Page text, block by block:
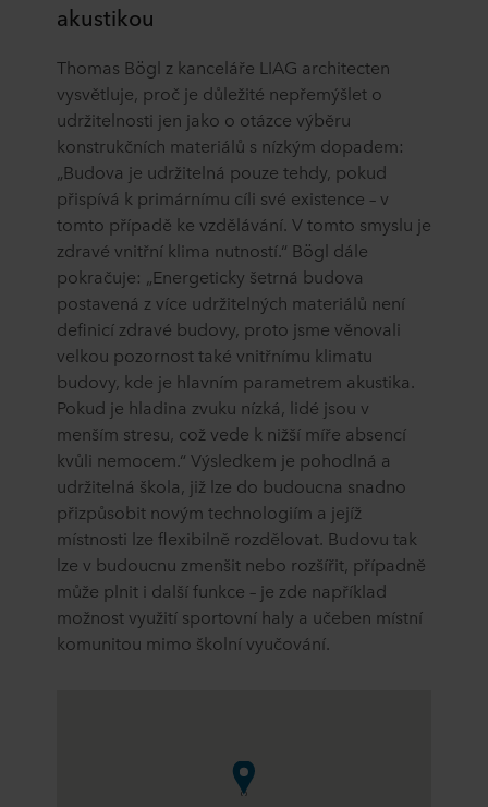
akustikou
Thomas Bögl z kanceláře LIAG architecten
vysvětluje, proč je důležité nepřemýšlet o
udržitelnosti jen jako o otázce výběru
konstrukčních materiálů s nízkým dopadem:
„Budova je udržitelná pouze tehdy, pokud
přispívá k primárnímu cíli své existence – v
tomto případě ke vzdělávání. V tomto smyslu je
zdravé vnitřní klima nutností.“ Bögl dále
pokračuje: „Energeticky šetrná budova
postavená z více udržitelných materiálů není
definicí zdravé budovy, proto jsme věnovali
velkou pozornost také vnitřnímu klimatu
budovy, kde je hlavním parametrem akustika.
Pokud je hladina zvuku nízká, lidé jsou v
menším stresu, což vede k nižší míře absencí
kvůli nemocem.“ Výsledkem je pohodlná a
udržitelná škola, již lze do budoucna snadno
přizpůsobit novým technologiím a jejíž
místnosti lze flexibilně rozdělovat. Budovu tak
lze v budoucnu zmenšit nebo rozšířit, případně
může plnit i další funkce – je zde například
možnost využití sportovní haly a učeben místní
komunitou mimo školní vyučování.